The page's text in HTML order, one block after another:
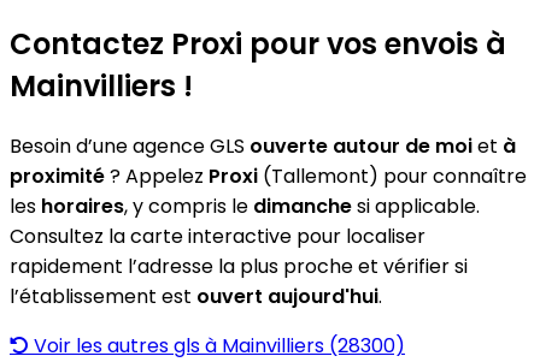
Contactez Proxi pour vos envois à
Mainvilliers !
Besoin d’une agence GLS ouverte autour de moiet à
proximité? Appelez Proxi (Tallemont) pour connaître
les horaires, y compris le dimanchesi applicable.
Consultez la carte interactive pour localiser
rapidement l’adresse la plus proche et vérifier si
l’établissement est ouvert aujourd'hui.
Voir les autres gls à Mainvilliers (28300)